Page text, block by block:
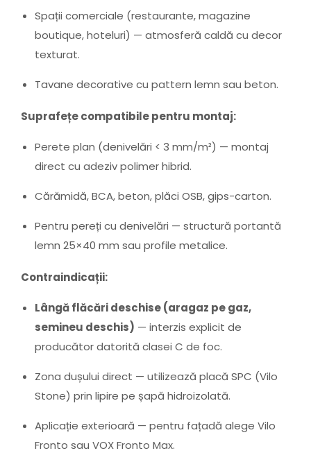
Spații comerciale (restaurante, magazine
boutique, hoteluri) — atmosferă caldă cu decor
texturat.
Tavane decorative cu pattern lemn sau beton.
Suprafețe compatibile pentru montaj:
Perete plan (denivelări < 3 mm/m²) — montaj
direct cu adeziv polimer hibrid.
Cărămidă, BCA, beton, plăci OSB, gips-carton.
Pentru pereți cu denivelări — structură portantă
lemn 25×40 mm sau profile metalice.
Contraindicații:
Lângă flăcări deschise (aragaz pe gaz,
semineu deschis) — interzis explicit de
producător datorită clasei C de foc.
Zona dușului direct — utilizează placă SPC (Vilo
Stone) prin lipire pe șapă hidroizolată.
Aplicație exterioară — pentru fațadă alege Vilo
Fronto sau VOX Fronto Max.